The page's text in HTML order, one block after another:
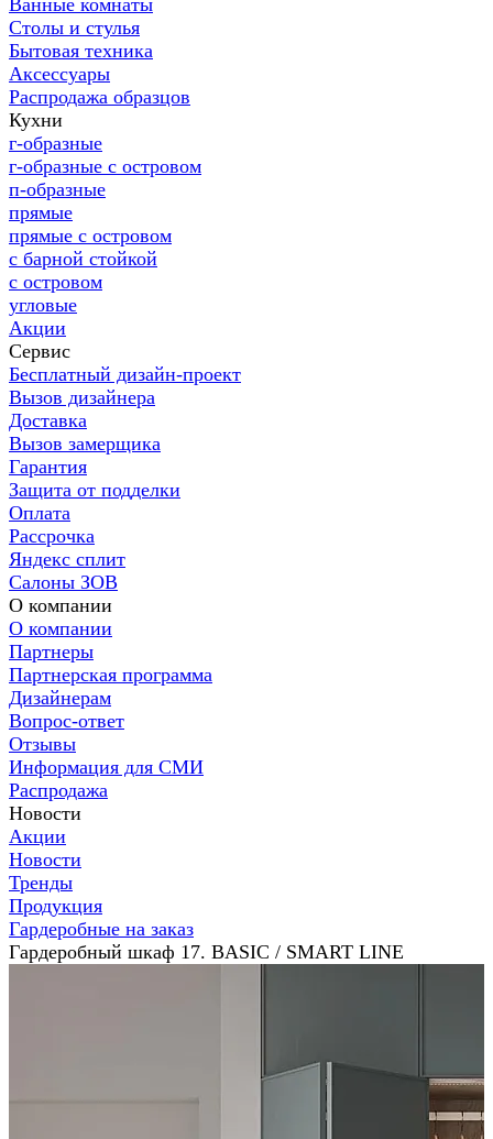
Ванные комнаты
Столы и стулья
Бытовая техника
Аксессуары
Распродажа образцов
Кухни
г-образные
г-образные с островом
п-образные
прямые
прямые с островом
с барной стойкой
с островом
угловые
Акции
Сервис
Бесплатный дизайн-проект
Вызов дизайнера
Доставка
Вызов замерщика
Гарантия
Защита от подделки
Оплата
Рассрочка
Яндекс сплит
Салоны ЗОВ
О компании
О компании
Партнеры
Партнерская программа
Дизайнерам
Вопрос-ответ
Отзывы
Информация для СМИ
Распродажа
Новости
Акции
Новости
Тренды
Продукция
Гардеробные на заказ
Гардеробный шкаф 17. BASIC / SMART LINE